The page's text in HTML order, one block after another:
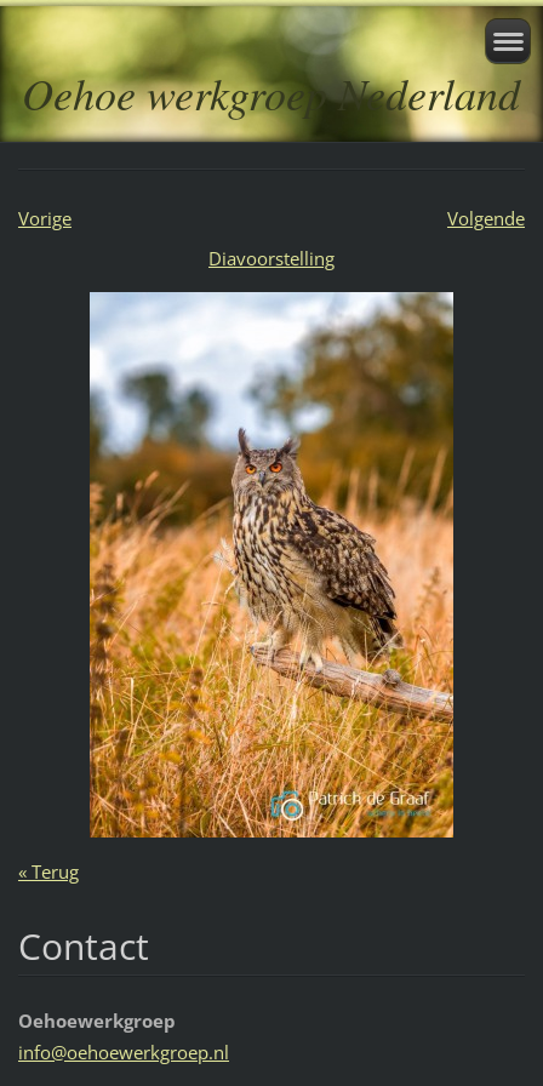
Oehoe werkgroep Nederland
Vorige
Volgende
Diavoorstelling
« Terug
Contact
Oehoewerkgroep
info@oehoewerkgroep.nl